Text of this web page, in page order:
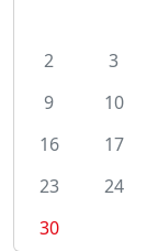
2
3
9
10
16
17
23
24
30